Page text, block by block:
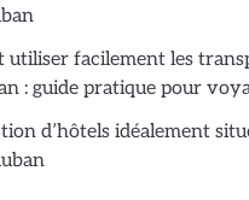
utiliser facilement les
: guide pratique pour
d’hôtels idéalement